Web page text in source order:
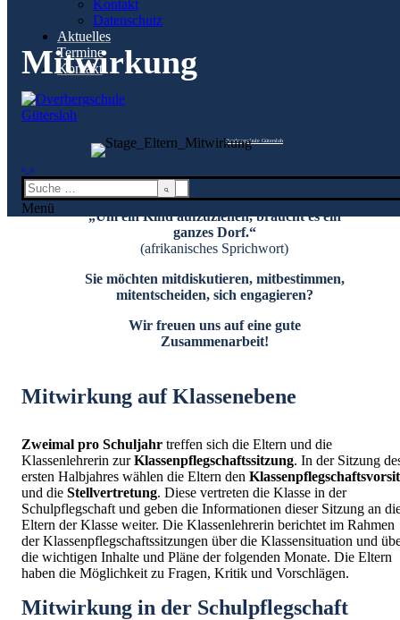
Kontakt
Datenschutz
Aktuelles
Termine
Kontakt
Overbergschule Gütersloh
Suchen
nach:
Menü
Datenschutz
Aktuelles
Termine
Kontakt
Mitwirkung
Startseite
Mitwirkung
„Um ein Kind aufzuziehen, braucht es ein
ganzes Dorf.“
(afrikanisches Sprichwort)
Sie möchten mitdiskutieren, mitbestimmen,
mitentscheiden, sich engagieren?
Wir freuen uns auf eine gute
Zusammenarbeit!
Mitwirkung auf Klassenebene
Zweimal pro Schuljahr treffen sich die Eltern und die
Klassenlehrerin zurKlassenpflegschaftssitzung. In der Sitzung
ersten Halbjahres wählen die Eltern den
und die Stellvertretung. Diese vertreten die Klasse in der
Schulpflegschaft und geben die Informationen dieser Sitzung an
Eltern der Klasse weiter. Die Klassenlehrerin berichtet im Rahmen
der Klassenpflegschaftssitzungen über die Klassensituation und
die wichtigen Inhalte und Pläne der folgenden Monate. Die Eltern
haben die Möglichkeit zu Fragen, Kritik und Vorschlägen.
Mitwirkung in der Schulpflegschaft